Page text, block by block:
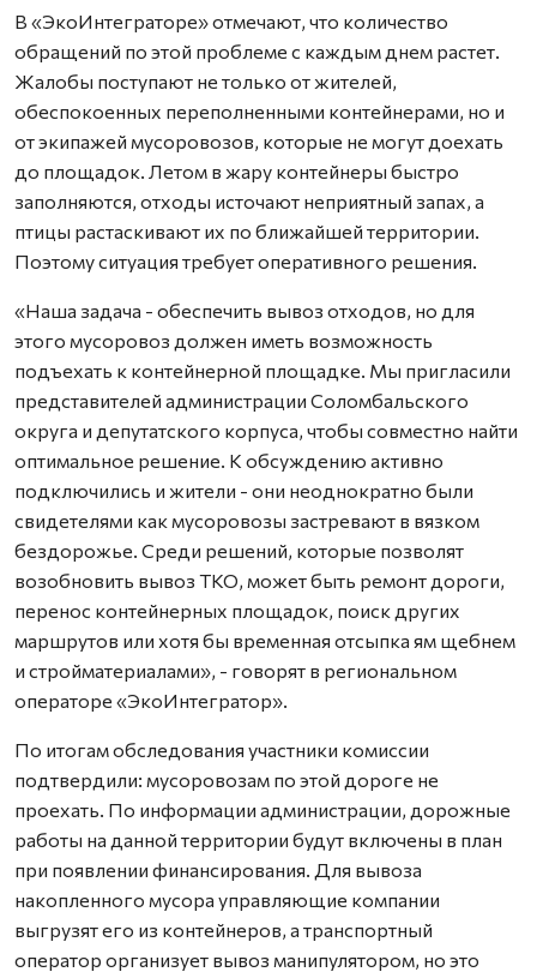
В «ЭкоИнтеграторе» отмечают, что количество
обращений по этой проблеме с каждым днем растет.
Жалобы поступают не только от жителей,
обеспокоенных переполненными контейнерами, но и
от экипажей мусоровозов, которые не могут доехать
до площадок. Летом в жару контейнеры быстро
заполняются, отходы источают неприятный запах, а
птицы растаскивают их по ближайшей территории.
Поэтому ситуация требует оперативного решения.
«Наша задача - обеспечить вывоз отходов, но для
этого мусоровоз должен иметь возможность
подъехать к контейнерной площадке. Мы пригласили
представителей администрации Соломбальского
округа и депутатского корпуса, чтобы совместно найти
оптимальное решение. К обсуждению активно
подключились и жители - они неоднократно были
свидетелями как мусоровозы застревают в вязком
бездорожье. Среди решений, которые позволят
возобновить вывоз ТКО, может быть ремонт дороги,
перенос контейнерных площадок, поиск других
маршрутов или хотя бы временная отсыпка ям щебнем
и стройматериалами», - говорят в региональном
операторе «ЭкоИнтегратор».
По итогам обследования участники комиссии
подтвердили: мусоровозам по этой дороге не
проехать. По информации администрации, дорожные
работы на данной территории будут включены в план
при появлении финансирования. Для вывоза
накопленного мусора управляющие компании
выгрузят его из контейнеров, а транспортный
оператор организует вывоз манипулятором, но это